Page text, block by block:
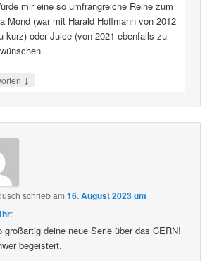
mir eine so umfrangreiche Reihe zum
Mond (war mit Harald Hoffmann von 2012
kurz) oder Juice (von 2021 ebenfalls zu
↓
schriebam16. August 2023 um
:
großartig deine neue Serie über das CERN!
begeistert.